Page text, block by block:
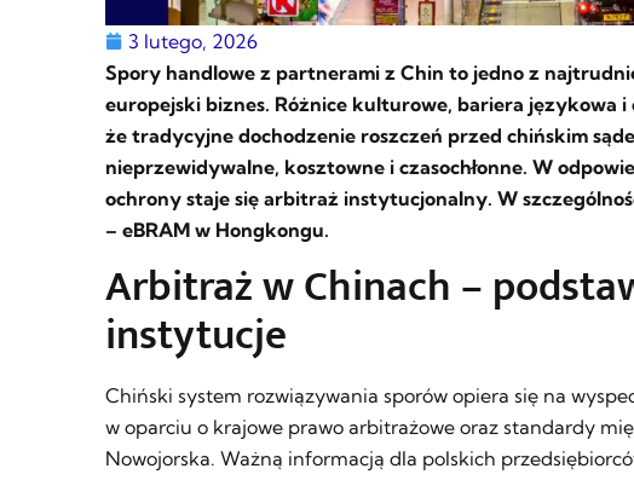
3 lutego, 2026
Spory handlowe z partnerami z Chin to jedno z
europejski biznes. Różnice kulturowe, bariera językowa
że tradycyjne dochodzenie roszczeń przed chińskim
nieprzewidywalne, kosztowne i czasochłonne. W
ochrony staje się arbitraż instytucjonalny. W
– eBRAM w Hongkongu.
Arbitraż w Chinach –
instytucje
Chiński system rozwiązywania sporów opiera się na
w oparciu o krajowe prawo arbitrażowe oraz standardy
Nowojorska. Ważną informacją dla polskich